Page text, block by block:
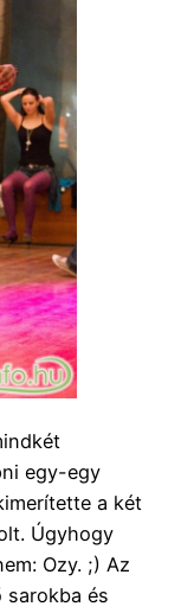
egy-egy
a két
Úgyhogy
Ozy. ;) Az
sarokba és